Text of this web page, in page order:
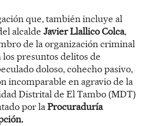
que, también incluye al
alcalde Javier Llallico Colca,
de la organización criminal
los presuntos delitos de
doloso, cohecho pasivo,
incomparable en agravio de la
Distrital de El Tambo (MDT)
por laProcuraduría